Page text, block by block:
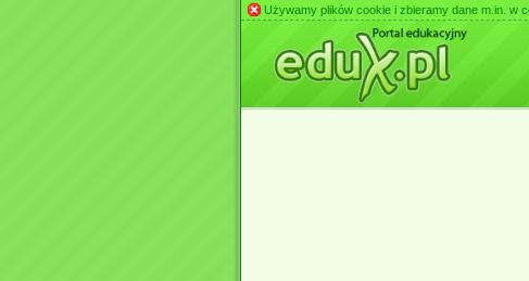
Używamy plików cookie i zbieramy dane m.in. w